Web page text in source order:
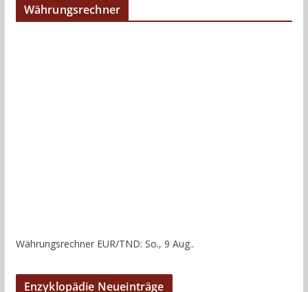
Währungsrechner
Währungsrechner EUR/TND: So., 9 Aug..
Enzyklopädie Neueinträge